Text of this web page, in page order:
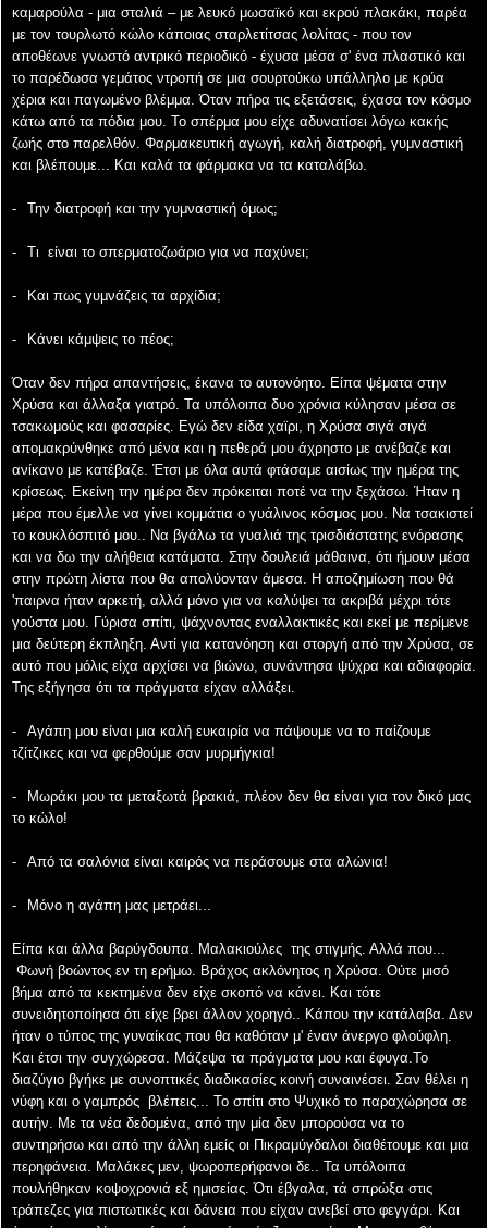
καμαρούλα - μια σταλιά – με λευκό μωσαϊκό και εκρού πλακάκι, παρέα
με τον τουρλωτό κώλο κάποιας σταρλετίτσας λολίτας - που τον
αποθέωνε γνωστό αντρικό περιοδικό - έχυσα μέσα σ' ένα πλαστικό και
το παρέδωσα γεμάτος ντροπή σε μια σουρτούκω υπάλληλο με κρύα
χέρια και παγωμένο βλέμμα.Όταν πήρα τις εξετάσεις, έχασα τον κόσμο
κάτω από τα πόδια μου. Το σπέρμα μου είχε αδυνατίσει λόγω κακής
ζωής στο παρελθόν. Φαρμακευτική αγωγή, καλή διατροφή, γυμναστική
και βλέπουμε... Και καλά τα φάρμακα να τα καταλάβω.
- Την διατροφή και την γυμναστική όμως;
- Tι είναι το σπερματοζωάριο για να παχύνει;
- Και πως γυμνάζεις τα αρχίδια;
- Κάνει κάμψεις το πέος;
Όταν δεν πήρα απαντήσεις, έκανα το αυτονόητο. Είπα ψέματα στην
Χρύσα και άλλαξα γιατρό. Τα υπόλοιπα δυο χρόνια κύλησαν μέσα σε
τσακωμούς και φασαρίες. Εγώ δεν είδα χαϊρι, η Χρύσα σιγά σιγά
απομακρύνθηκε από μένα και η πεθερά μου άχρηστο με ανέβαζε και
ανίκανο με κατέβαζε. Έτσι με όλα αυτά φτάσαμε αισίως την ημέρα της
κρίσεως. Εκείνη την ημέρα δεν πρόκειται ποτέ να την ξεχάσω. Ήταν η
μέρα που έμελλε να γίνει κομμάτια ο γυάλινος κόσμος μου. Να τσακιστεί
το κουκλόσπιτό μου.. Να βγάλω τα γυαλιά της τρισδιάστατης ενόρασης
και να δω την αλήθεια κατάματα. Στην δουλειά μάθαινα, ότι ήμουν μέσα
στην πρώτη λίστα που θα απολύονταν άμεσα. Η αποζημίωση που θά
'παιρνα ήταν αρκετή, αλλά μόνο για να καλύψει τα ακριβά μέχρι τότε
γούστα μου. Γύρισα σπίτι, ψάχνοντας εναλλακτικές και εκεί με περίμενε
μια δεύτερη έκπληξη. Αντί για κατανόηση και στοργή από την Χρύσα, σε
αυτό που μόλις είχα αρχίσει να βιώνω, συνάντησα ψύχρα και αδιαφορία.
Της εξήγησα ότι τα πράγματα είχαν αλλάξει.
-
Αγάπη μου είναι μια καλή ευκαιρία να πάψουμε να το παίζουμε
τζίτζικες και να φερθούμε σαν μυρμήγκια!
-
Μωράκι μου τα μεταξωτά βρακιά, πλέον δεν θα είναι για τον δικό μας
το κώλο!
- Από τα σαλόνια είναι καιρός να περάσουμε στα αλώνια!
- Μόνο η αγάπη μας μετράει...
Είπα και άλλα βαρύγδουπα. Μαλακιούλες της στιγμής. Αλλά που...
Φωνή βοώντος εν τη ερήμω. Βράχος ακλόνητος η Χρύσα. Ούτε μισό
βήμα από τα κεκτημένα δεν είχε σκοπό να κάνει.
Και τότε
συνειδητοποίησα ότι είχε βρει άλλον χορηγό.. Κάπου την κατάλαβα. Δεν
ήταν ο τύπος της γυναίκας που θα καθόταν μ' έναν άνεργο φλούφλη.
Και έτσι την συγχώρεσα. Μάζεψα τα πράγματα μου και έφυγα. Το
διαζύγιο βγήκε με συνοπτικές διαδικασίες κοινή συναινέσει. Σαν θέλει η
νύφη και ο γαμπρός βλέπεις... Το σπίτι στο Ψυχικό το παραχώρησα σε
αυτήν. Με τα νέα δεδομένα, από την μία δεν μπορούσα να το
συντηρήσω και από την άλλη εμείς οι Πικραμύγδαλοι διαθέτουμε και μια
περηφάνεια. Μαλάκες μεν, ψωροπερήφανοι δε.. Τα υπόλοιπα
πουλήθηκαν κοψοχρονιά εξ ημισείας. Ότι έβγαλα, τά σπρώξα στις
τράπεζες για πιστωτικές και δάνεια που είχαν ανεβεί στο φεγγάρι. Και